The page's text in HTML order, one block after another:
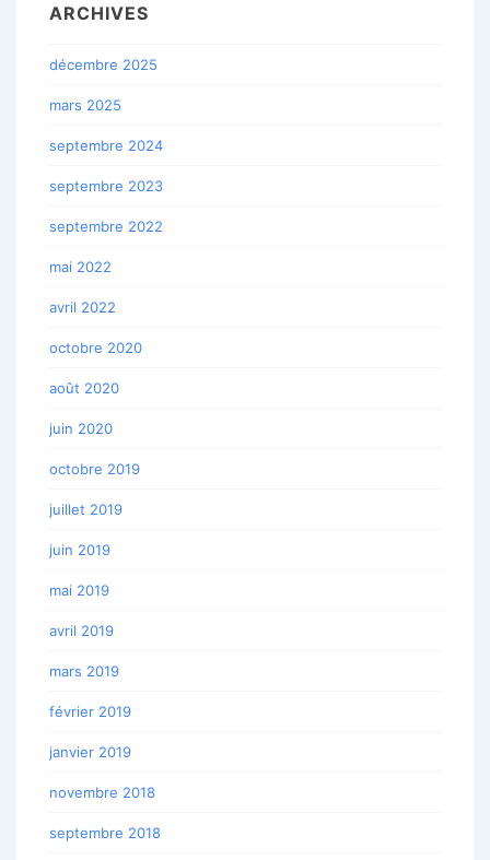
ARCHIVES
décembre 2025
mars 2025
septembre 2024
septembre 2023
septembre 2022
mai 2022
avril 2022
octobre 2020
août 2020
juin 2020
octobre 2019
juillet 2019
juin 2019
mai 2019
avril 2019
mars 2019
février 2019
janvier 2019
novembre 2018
septembre 2018